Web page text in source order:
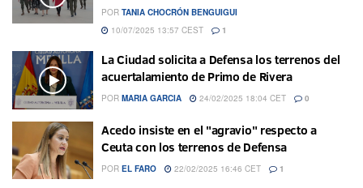
POR TANIA CHOCRÓN BENGUIGUI
10/07/2025 13:57 CEST
1
La Ciudad solicita a Defensa los terrenos del
acuertalamiento de Primo de Rivera
POR MARIA GARCIA 24/02/2025 18:04 CET 0
Acedo insiste en el "agravio" respecto a
Ceuta con los terrenos de Defensa
POR EL FARO 22/02/2025 16:46 CET 1